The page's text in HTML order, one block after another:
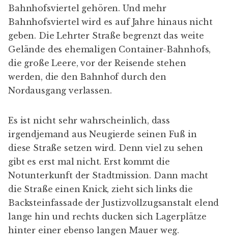
Bahnhofsviertel gehören. Und mehr
Bahnhofsviertel wird es auf Jahre hinaus nicht
geben. Die Lehrter Straße begrenzt das weite
Gelände des ehemaligen Container-Bahnhofs,
die große Leere, vor der Reisende stehen
werden, die den Bahnhof durch den
Nordausgang verlassen.
Es ist nicht sehr wahrscheinlich, dass
irgendjemand aus Neugierde seinen Fuß in
diese Straße setzen wird. Denn viel zu sehen
gibt es erst mal nicht. Erst kommt die
Notunterkunft der Stadtmission. Dann macht
die Straße einen Knick, zieht sich links die
Backsteinfassade der Justizvollzugsanstalt elend
lange hin und rechts ducken sich Lagerplätze
hinter einer ebenso langen Mauer weg.